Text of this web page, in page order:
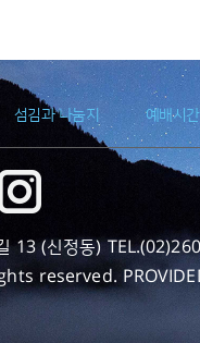
섬김과 나눔지 예배시
13 (신정동)
reserved.